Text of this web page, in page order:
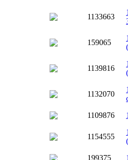
1133663
159065
1139816
1132070
1109876
1154555
199375